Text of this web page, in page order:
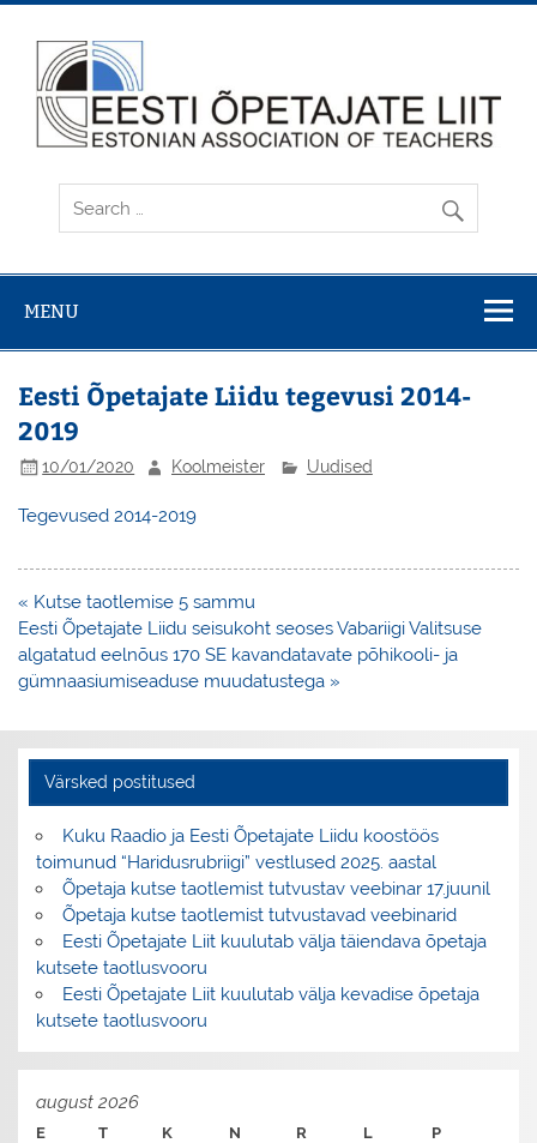
Skip
content
MENU
Eesti Õpetajate Liidu tegevusi 2014-
2019
10/01/2020 Koolmeister Uudised
Tegevused 2014-2019
Navigeerimine
« Kutse taotlemise 5 sammu
Eesti Õpetajate Liidu seisukoht seoses Vabariigi Valitsuse
algatatud eelnõus 170 SE kavandatavate põhikooli- ja
gümnaasiumiseaduse muudatustega »
Värsked postitused
Kuku Raadio ja Eesti Õpetajate Liidu koostöös
toimunud “Haridusrubriigi” vestlused 2025. aastal
Õpetaja kutse taotlemist tutvustav veebinar 17.juunil
Õpetaja kutse taotlemist tutvustavad veebinarid
Eesti Õpetajate Liit kuulutab välja täiendava õpetaja
kutsete taotlusvooru
Eesti Õpetajate Liit kuulutab välja kevadise õpetaja
kutsete taotlusvooru
august 2026
E T K N R L P